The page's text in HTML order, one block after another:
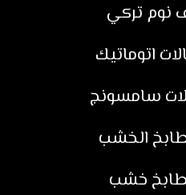
نوم تركي
اتوماتيك
سامسونج
الخشب
خشب